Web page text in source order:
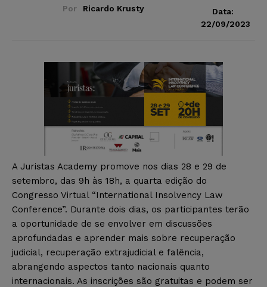
Por Ricardo Krusty
Data:
22/09/2023
A Juristas Academy promove nos dias 28 e 29 de
setembro, das 9h às 18h, a quarta edição do
Congresso Virtual “International Insolvency Law
Conference”. Durante dois dias, os participantes terão
a oportunidade de se envolver em discussões
aprofundadas e aprender mais sobre recuperação
judicial, recuperação extrajudicial e falência,
abrangendo aspectos tanto nacionais quanto
internacionais. As inscrições são gratuitas e podem ser